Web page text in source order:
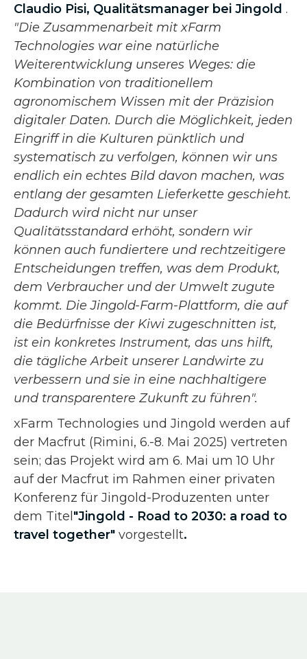
Claudio Pisi, Qualitätsmanager bei Jingold .
"Die Zusammenarbeit mit xFarm
Technologies war eine natürliche
Weiterentwicklung unseres Weges: die
Kombination von traditionellem
agronomischem Wissen mit der Präzision
digitaler Daten. Durch die Möglichkeit, jeden
Eingriff in die Kulturen pünktlich und
systematisch zu verfolgen, können wir uns
endlich ein echtes Bild davon machen, was
entlang der gesamten Lieferkette geschieht.
Dadurch wird nicht nur unser
Qualitätsstandard erhöht, sondern wir
können auch fundiertere und rechtzeitigere
Entscheidungen treffen, was dem Produkt,
dem Verbraucher und der Umwelt zugute
kommt. Die Jingold-Farm-Plattform, die auf
die Bedürfnisse der Kiwi zugeschnitten ist,
ist ein konkretes Instrument, das uns hilft,
die tägliche Arbeit unserer Landwirte zu
verbessern und sie in eine nachhaltigere
und transparentere Zukunft zu führen".
xFarm Technologies und Jingold werden auf
der Macfrut (Rimini, 6.-8. Mai 2025) vertreten
sein; das Projekt wird am 6. Mai um 10 Uhr
auf der Macfrut im Rahmen einer privaten
Konferenz für Jingold-Produzenten unter
dem Titel "Jingold - Road to 2030: a road to
travel together" vorgestellt.